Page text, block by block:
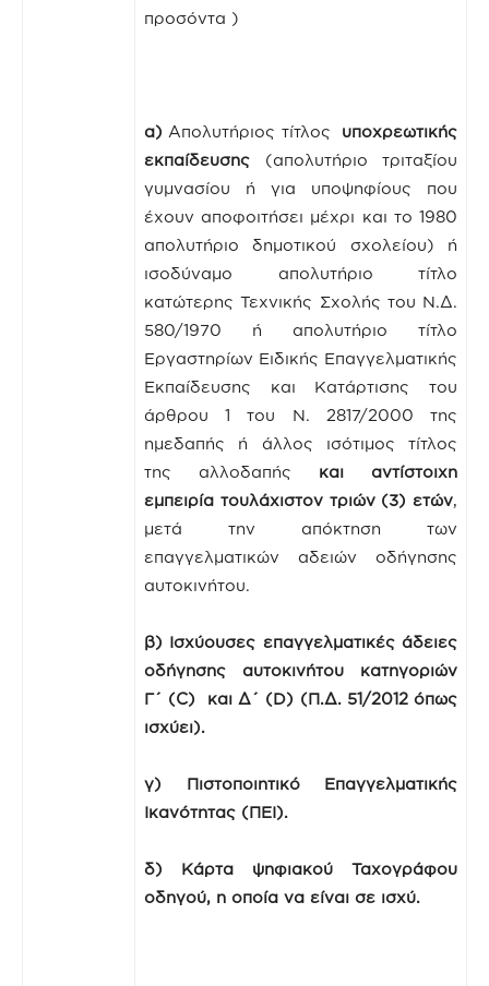
προσόντα )
α) Απολυτήριος τίτλος υποχρεωτικής
εκπαίδευσης (απολυτήριο τριταξίου
γυμνασίου ή για υποψηφίους που
έχουν αποφοιτήσει μέχρι και το 1980
απολυτήριο δημοτικού σχολείου) ή
ισοδύναμο απολυτήριο τίτλο
κατώτερης Τεχνικής Σχολής του Ν.Δ.
580/1970 ή απολυτήριο τίτλο
Εργαστηρίων Ειδικής Επαγγελματικής
Εκπαίδευσης και Κατάρτισης του
άρθρου 1 του Ν. 2817/2000 της
ημεδαπής ή άλλος ισότιμος τίτλος
της αλλοδαπής και αντίστοιχη
εμπειρία τουλάχιστον τριών (3) ετών,
μετά την απόκτηση των
επαγγελματικών αδειών οδήγησης
αυτοκινήτου.
β) Ισχύουσες επαγγελματικές άδειες
οδήγησης αυτοκινήτου κατηγοριών
Γ΄ (C) και Δ΄ (D) (Π.Δ. 51/2012 όπως
ισχύει).
γ) Πιστοποιητικό
Επαγγελματικής
Ικανότητας (ΠΕΙ).
δ) Κάρτα ψηφιακού Ταχογράφου
οδηγού, η οποία να είναι σε ισχύ.